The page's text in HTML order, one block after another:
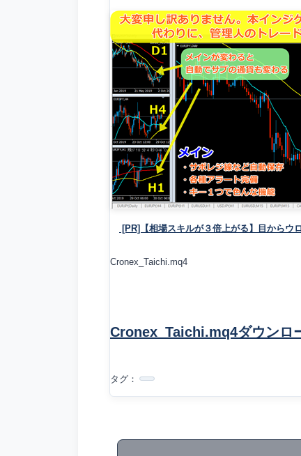
[PR]【相場スキルが３倍上がる】目からウ
Cronex_Taichi.mq4
Cronex_Taichi.mq4ダウンロ
タグ：